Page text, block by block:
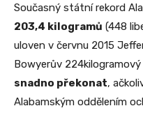
Současný státní rekord
203,4 kilogramů (448
uloven v červnu 2015
Bowyerův
snadno překonat,
Alabamským oddělením